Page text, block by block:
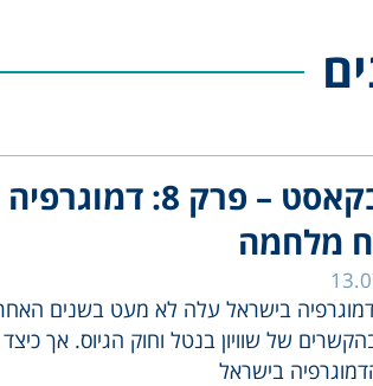
טאובקאסט – פרק 8: דמוגרפיה
מלחמה
בישראל עלה לא מעט בשנים
של שוויון בנטל וחוק הגיוס. אך כיצד
בישראל